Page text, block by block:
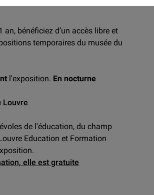
bénéficiez d’un accès libre et
temporaires du musée du
l'exposition. En nocturne
Louvre
de l'éducation, du champ
Education et Formation
elle est gratuite